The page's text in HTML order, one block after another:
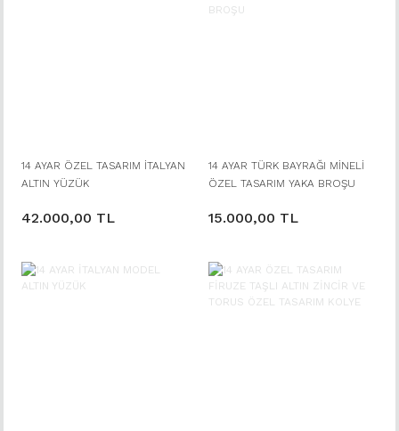
14 AYAR ÖZEL TASARIM İTALYAN
ALTIN YÜZÜK
42.000,00 TL
14 AYAR TÜRK BAYRAĞI MİNELİ
ÖZEL TASARIM YAKA BROŞU
15.000,00 TL